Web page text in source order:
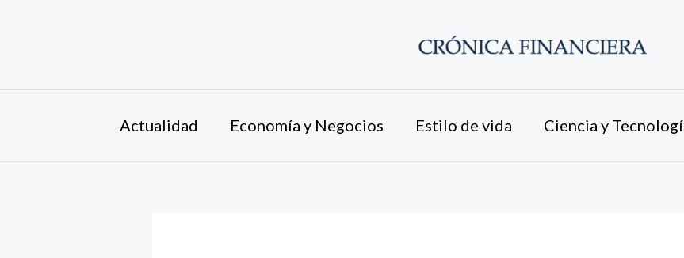
Actualidad Economía y Negocios Estilo de vida Ciencia y